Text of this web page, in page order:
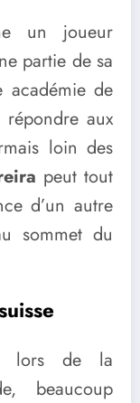
un joueur
partie de sa
académie de
répondre aux
loin des
peut tout
d’un autre
sommet du
lors de la
beaucoup